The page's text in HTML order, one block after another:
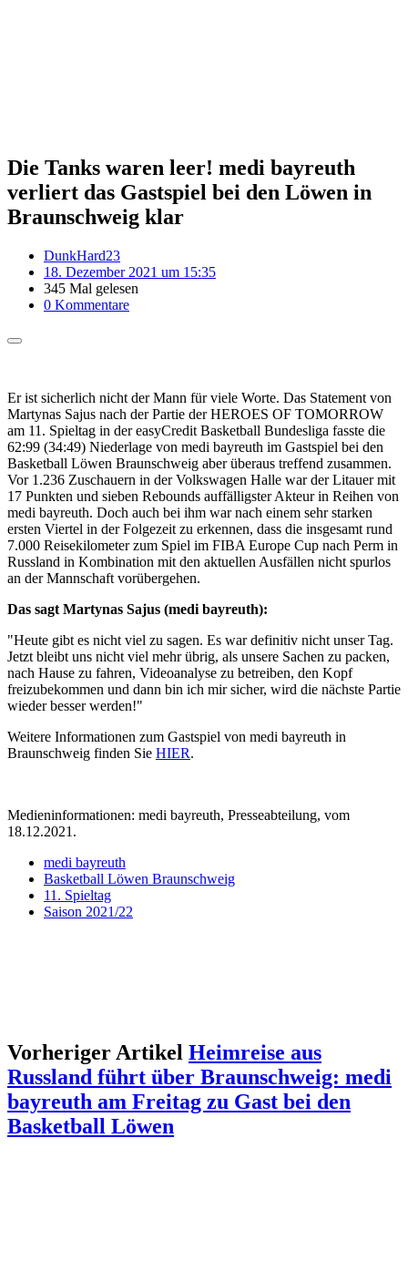
Die Tanks waren leer! medi bayreuth
verliert das Gastspiel bei den Löwen in
Braunschweig klar
DunkHard23
18. Dezember 2021 um 15:35
345 Mal gelesen
0 Kommentare
Er ist sicherlich nicht der Mann für viele Worte. Das Statement von
Martynas Sajus nach der Partie der HEROES OF TOMORROW
am 11. Spieltag in der easyCredit Basketball Bundesliga fasste die
62:99 (34:49) Niederlage von medi bayreuth im Gastspiel bei den
Basketball Löwen Braunschweig aber überaus treffend zusammen.
Vor 1.236 Zuschauern in der Volkswagen Halle war der Litauer mit
17 Punkten und sieben Rebounds auffälligster Akteur in Reihen von
medi bayreuth. Doch auch bei ihm war nach einem sehr starken
ersten Viertel in der Folgezeit zu erkennen, dass die insgesamt rund
7.000 Reisekilometer zum Spiel im FIBA Europe Cup nach Perm in
Russland in Kombination mit den aktuellen Ausfällen nicht spurlos
an der Mannschaft vorübergehen.
Das sagt Martynas Sajus (medi bayreuth):
"Heute gibt es nicht viel zu sagen. Es war definitiv nicht unser Tag.
Jetzt bleibt uns nicht viel mehr übrig, als unsere Sachen zu packen,
nach Hause zu fahren, Videoanalyse zu betreiben, den Kopf
freizubekommen und dann bin ich mir sicher, wird die nächste Partie
wieder besser werden!"
Weitere Informationen zum Gastspiel von medi bayreuth in
Braunschweig finden Sie HIER.
Medieninformationen: medi bayreuth, Presseabteilung, vom
18.12.2021.
medi bayreuth
Basketball Löwen Braunschweig
11. Spieltag
Saison 2021/22
Vorheriger Artikel Heimreise aus
Russland führt über Braunschweig: medi
bayreuth am Freitag zu Gast bei den
Basketball Löwen